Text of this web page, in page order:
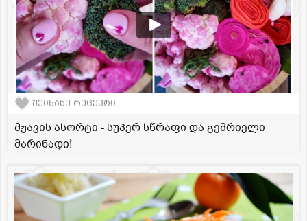
შეინახე რეცეპტი
მჟავის ასორტი - სუპერ სწრაფი და გემრიელი
მარინადი!